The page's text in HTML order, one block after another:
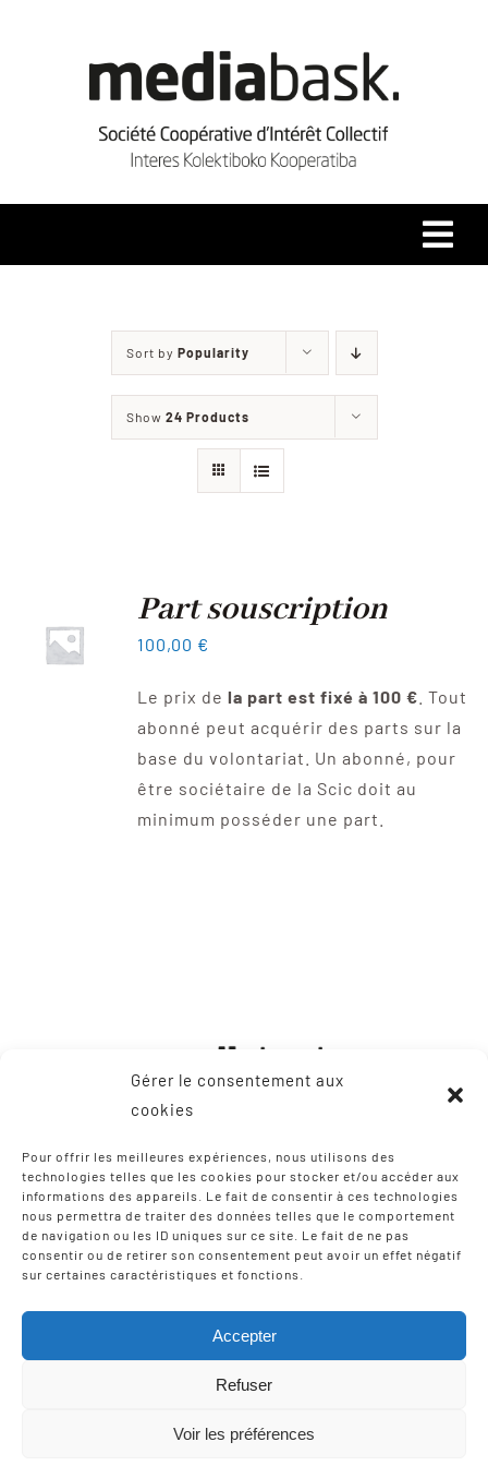
Gérer le consentement aux
cookies
Pour offrir les meilleures expériences, nous utilisons des
technologies telles que les cookies pour stocker et/ou accéder aux
informations des appareils. Le fait de consentir à ces technologies
nous permettra de traiter des données telles que le comportement
de navigation ou les ID uniques sur ce site. Le fait de ne pas
consentir ou de retirer son consentement peut avoir un effet négatif
sur certaines caractéristiques et fonctions.
Accepter
Refuser
Voir les préférences
Qui sommes-nous ?
Coopérative
Contact
Sort by Popularity
Show 24 Products
Part souscription
100,00 €
Le prix de la part est fixé à 100 € . Tout
abonné peut acquérir des parts sur la
base du volontariat. Un abonné, pour
être sociétaire de la Scic doit au
minimum posséder une part.
CONTACT
8, Zone Artisanale Martinzaharenia
Tel: +33 9 75 12 97 02
Email:scic-iparla@mediabask.eus
© Copyright 2012 - 2026 | Mentions légales